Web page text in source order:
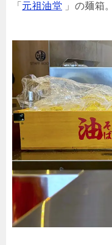
「 元祖油堂 」の麺箱。